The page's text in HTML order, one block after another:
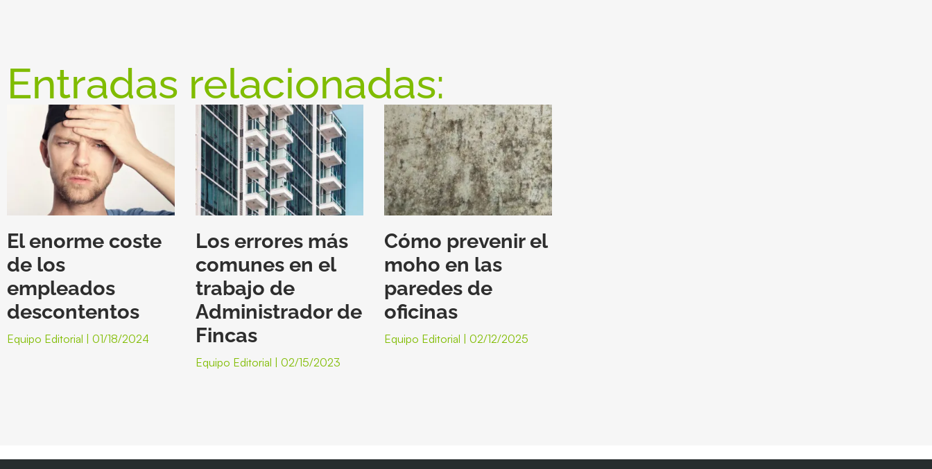
Entradas relacionadas:
El enorme coste
de los
empleados
descontentos
Equipo Editorial 01/18/2024
Los errores más
comunes en el
trabajo de
Administrador de
Fincas
Equipo Editorial 02/15/2023
Cómo prevenir el
moho en las
paredes de
oficinas
Equipo Editorial 02/12/2025